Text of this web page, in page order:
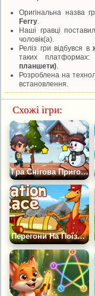
Оригінальна назва
Ferry
Наші гравці
чоловік(а).
Реліз гри відбувся в
таких платформах:
планшети)
Розроблена на
встановлення.
Схожі ігри:
Гра Снігова Пригода
Перегони На Поїзді Динозаврів